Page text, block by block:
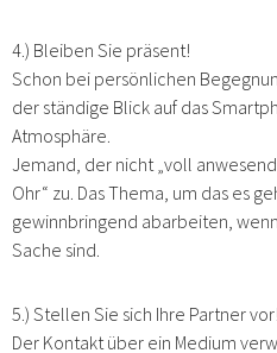
4.) Bleiben Sie präsent!
Schon bei persönlichen
der ständige Blick auf das
Atmosphäre.
Jemand, der nicht „voll
Ohr“ zu. Das Thema, um das es
gewinnbringend abarbeiten,
Sache sind.
5.) Stellen Sie sich Ihre Partner vor!
Der Kontakt über ein Medium